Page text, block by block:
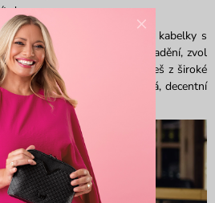
doma.
mít úplně stejný vzor kabelky s
dosáhnout co nejlepšího sladění, zvol
značky. Ve
si vybereš z široké
svých potřeb. Velká, malá, decentní
najdeš všechno. A ještě víc!
×